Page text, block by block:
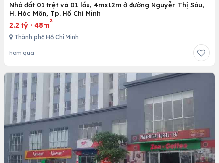
Nhà đất 01 trệt và 01 lầu, 4mx12m ở đường Nguyễn Thị Sáu,
H. Hóc Môn, Tp. Hồ Chí Minh
2.2 tỷ · 48m
2
Thành phố Hồ Chí Minh
hôm qua